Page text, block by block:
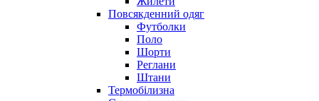
Повсякденний одяг
Футболки
Поло
Шорти
Реглани
Штани
Термобілизна